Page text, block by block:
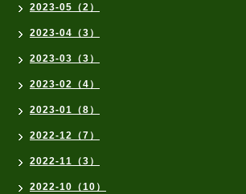
2023-05（2）
2023-04（3）
2023-03（3）
2023-02（4）
2023-01（8）
2022-12（7）
2022-11（3）
2022-10（10）